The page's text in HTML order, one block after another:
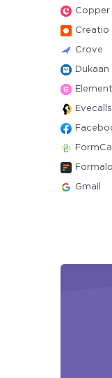
Copper
Creatio
Crove
Dukaan
Evecalls
Gmail